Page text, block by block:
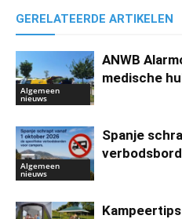
GERELATEERDE ARTIKELEN
Algemeen
nieuws
ANWB
medische
Algemeen
nieuws
Spanje